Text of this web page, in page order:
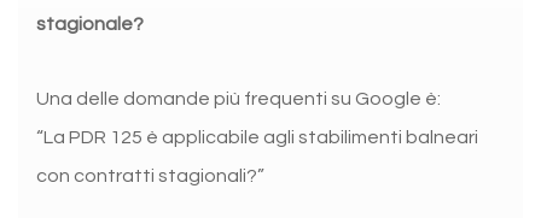
stagionale?
Una delle domande più frequenti su Google è:
“La PDR 125 è applicabile agli stabilimenti balneari
con contratti stagionali?”